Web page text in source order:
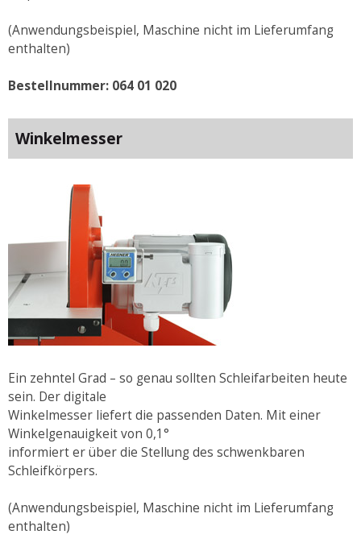
(Anwendungsbeispiel, Maschine nicht im Lieferumfang
enthalten)
Bestellnummer: 064 01 020
Winkelmesser
Ein zehntel Grad – so genau sollten Schleifarbeiten heute
sein. Der digitale
Winkelmesser liefert die passenden Daten. Mit einer
Winkelgenauigkeit von 0,1°
informiert er über die Stellung des schwenkbaren
Schleifkörpers.
(Anwendungsbeispiel, Maschine nicht im Lieferumfang
enthalten)